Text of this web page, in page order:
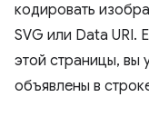
кодировать
SVG или Data URI.
этой страницы, вы
объявлены в